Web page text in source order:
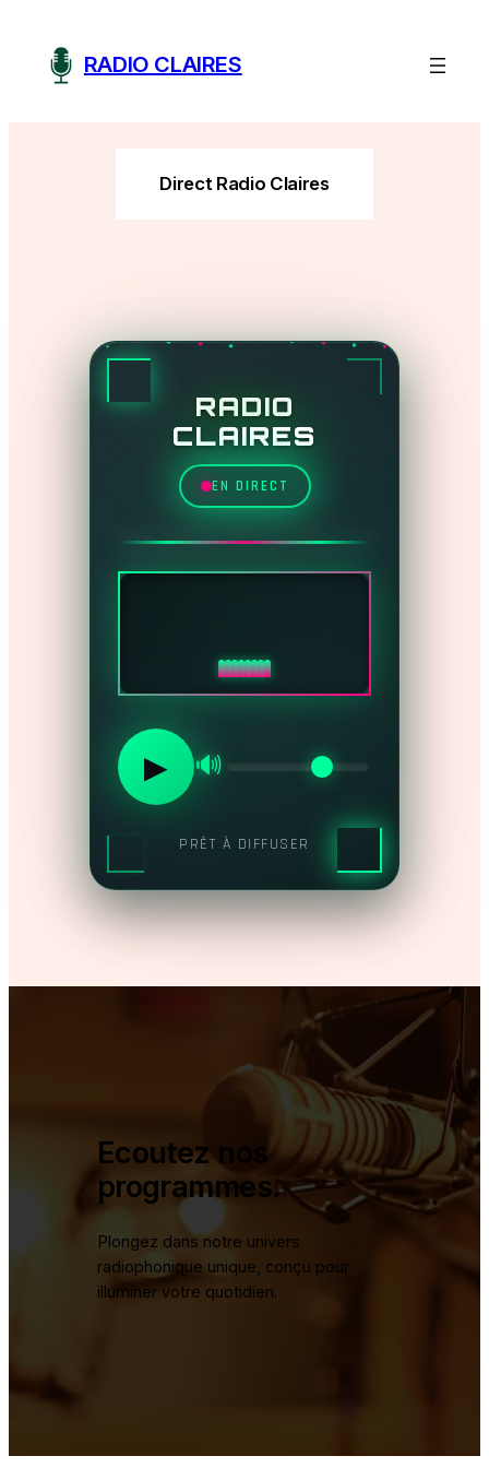
contenu
RADIO CLAIRES
Direct Radio Claires
RADIO
CLAIRES
EN DIRECT
▶ 🔊
PRÊT À DIFFUSER
Ecoutez nos
programmes.
Plongez dans notre univers
radiophonique unique, conçu pour
illuminer votre quotidien.